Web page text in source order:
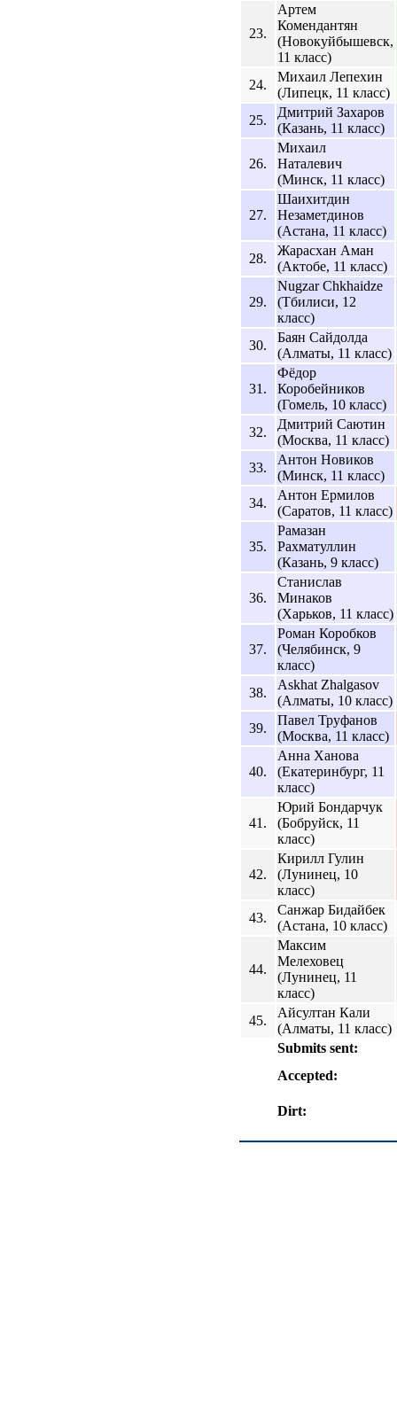
23.
Артем
Комендантян
(Новокуйбышевск,
11 класс)
24.
Михаил Лепехин
(Липецк, 11 класс)
25.
Дмитрий Захаров
(Казань, 11 класс)
26.
Михаил
Наталевич
(Минск, 11 класс)
27.
Шаихитдин
Незаметдинов
(Астана, 11 класс)
28.
Жарасхан Аман
(Актобе, 11 класс)
29.
Nugzar Chkhaidze
(Тбилиси, 12
класс)
30.
Баян Сайдолда
(Алматы, 11 класс)
31.
Фёдор
Коробейников
(Гомель, 10 класс)
32.
Дмитрий Саютин
(Москва, 11 класс)
33.
Антон Новиков
(Минск, 11 класс)
34.
Антон Ермилов
(Саратов, 11 класс)
35.
Рамазан
Рахматуллин
(Казань, 9 класс)
36.
Станислав
Минаков
(Харьков, 11 класс)
37.
Роман Коробков
(Челябинск, 9
класс)
38.
Askhat Zhalgasov
(Алматы, 10 класс)
39.
Павел Труфанов
(Москва, 11 класс)
40.
Анна Ханова
(Екатеринбург, 11
класс)
41.
Юрий Бондарчук
(Бобруйск, 11
класс)
42.
Кирилл Гулин
(Лунинец, 10
класс)
43.
Санжар Бидайбек
(Астана, 10 класс)
44.
Максим
Мелеховец
(Лунинец, 11
класс)
45.
Айсултан Кали
(Алматы, 11 класс)
Submits sent:
Accepted:
Dirt: